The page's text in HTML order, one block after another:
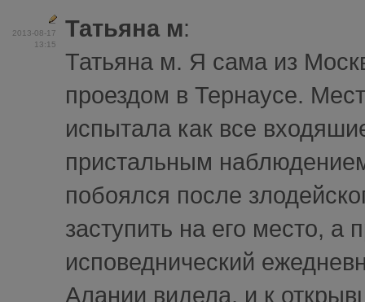
2013-08-17
13:15
Татьяна м:
Татьяна м. Я сама из
проездом в Тернаусе.
испытала как все
пристальным
побоялся после
заступить на его место, а
исповеднический
Алании видела, и к